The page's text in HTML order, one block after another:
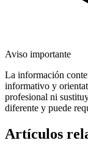
Aviso importante
La información
informativo y
profesional ni
diferente y puede
Artículos